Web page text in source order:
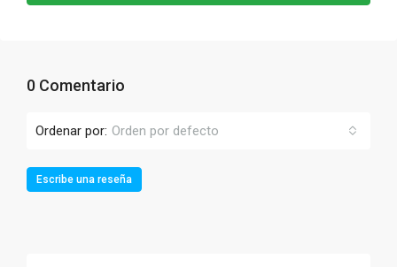
0 Comentario
Ordenar por: Orden por defecto
Escribe una reseña